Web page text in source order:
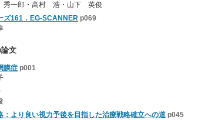
一郎・高村 浩・山下 英俊
ズ161．EG-SCANNER p069
文
膜症 p001
：より良い視力予後を目指した治療戦略確立への道 p045